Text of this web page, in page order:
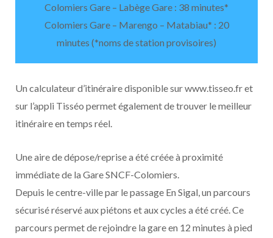
Colomiers Gare – Labège Gare : 38 minutes*
Colomiers Gare – Marengo – Matabiau* : 20
minutes (*noms de station provisoires)
Un calculateur d’itinéraire disponible sur www.tisseo.fr et
sur l’appli Tisséo permet également de trouver le meilleur
itinéraire en temps réel.
Une aire de dépose/reprise a été créée à proximité
immédiate de la Gare SNCF-Colomiers.
Depuis le centre-ville par le passage En Sigal, un parcours
sécurisé réservé aux piétons et aux cycles a été créé. Ce
parcours permet de rejoindre la gare en 12 minutes à pied